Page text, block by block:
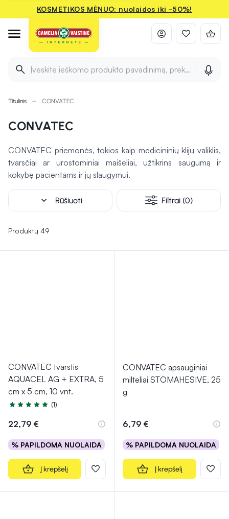
KOSMETIKOS MĖNUO: nuolaidos iki -50%!
Įveskite ieškomo produkto pavadinimą, prekės ženklą ir
Titulinis CONVATEC
CONVATEC
CONVATEC priemonės, tokios kaip medicininių klijų valiklis,
tvarsčiai ar urostominiai maišeliai, užtikrins saugumą ir
kokybę pacientams ir jų slaugymui.
expand_more Rūšiuoti Filtrai (0)
Produktų 49
CONVATEC tvarstis
AQUACEL AG + EXTRA, 5
cm x 5 cm, 10 vnt.
Įvertinimas 5.0 iš 5
(1)
22,79 €
% PAPILDOMA NUOLAIDA
Į krepšelį
CONVATEC apsauginiai
milteliai STOMAHESIVE, 25
g
6,79 €
% PAPILDOMA NUOLAIDA
Į krepšelį